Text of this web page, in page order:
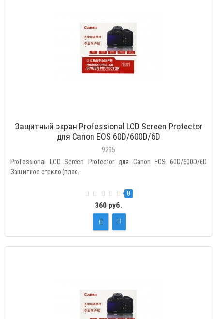
Защитный экран Professional LCD Screen Protector
для Canon EOS 60D/600D/6D
9295
Professional LCD Screen Protector для Canon EOS 60D/600D/6D
Защитное стекло (плас..
0
360 руб.